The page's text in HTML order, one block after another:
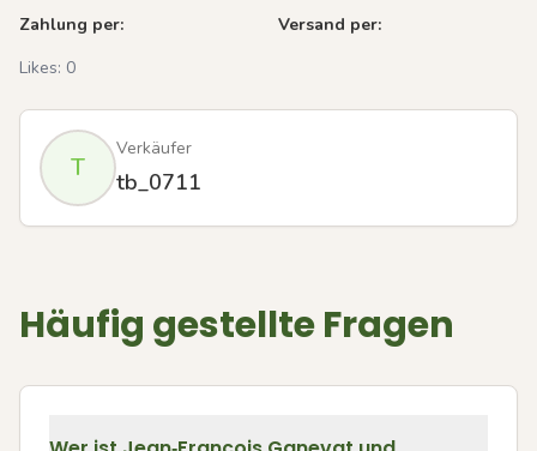
Zahlung per:
Versand per:
Likes: 0
T
Verkäufer
tb_0711
Häufig gestellte Fragen